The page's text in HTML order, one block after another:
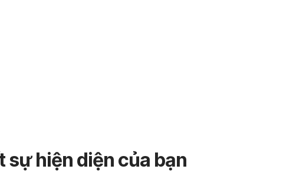
sự hiện diện của bạn